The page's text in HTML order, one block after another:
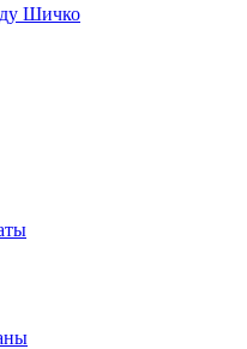
Шичко